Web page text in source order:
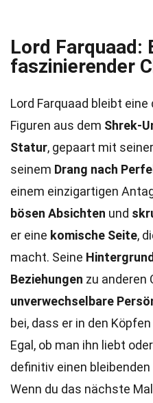
Lord Farquaad:
faszinierender
Lord Farquaad bleibt
Figuren aus dem Shrek-
Statur, gepaart mit
seinem Drang nach
einem einzigartigen
bösen Absichten und
er eine komische Seite,
macht. Seine
Beziehungen zu anderen
unverwechselbare
bei, dass er in den
Egal, ob man ihn liebt
definitiv einen
Wenn du das nächste Mal